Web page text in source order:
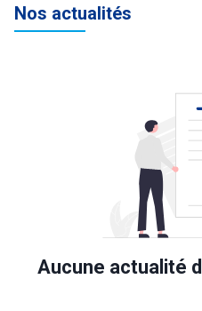
Nos actualités
Aucune actualité